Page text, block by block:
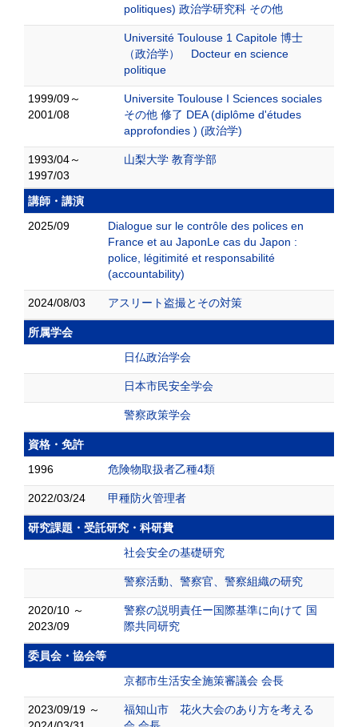
politiques) 政治学研究科 その他
Université Toulouse 1 Capitole 博士
（政治学） Docteur en science
politique
1999/09～
2001/08
Universite Toulouse I Sciences sociales
その他 修了 DEA (diplôme d'études
approfondies ) (政治学)
1993/04～
1997/03
山梨大学 教育学部
講師・講演
2025/09
Dialogue sur le contrôle des polices en
France et au JaponLe cas du Japon :
police, légitimité et responsabilité
(accountability)
2024/08/03 アスリート盗撮とその対策
所属学会
日仏政治学会
日本市民安全学会
警察政策学会
資格・免許
1996
危険物取扱者乙種4類
2022/03/24 甲種防火管理者
研究課題・受託研究・科研費
社会安全の基礎研究
警察活動、警察官、警察組織の研究
2020/10 ～
2023/09
警察の説明責任ー国際基準に向けて 国
際共同研究
委員会・協会等
京都市生活安全施策審議会 会長
2023/09/19 ～
福知山市 花火大会のあり方を考える